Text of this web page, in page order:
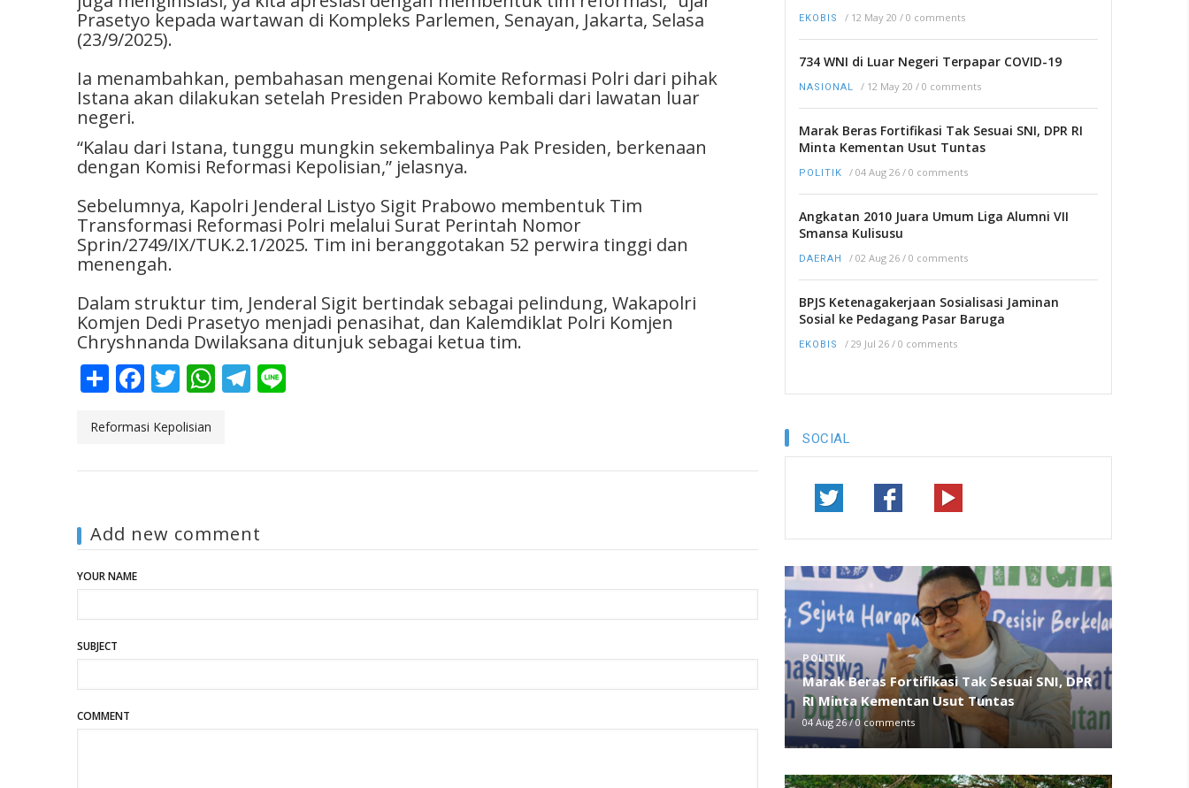
Prasetyo kepada wartawan di Kompleks Parlemen, Senayan, Jakarta, Selasa
(23/9/2025).
Ia menambahkan, pembahasan mengenai Komite Reformasi Polri dari pihak
Istana akan dilakukan setelah Presiden Prabowo kembali dari lawatan luar
negeri.
“Kalau dari Istana, tunggu mungkin sekembalinya Pak Presiden, berkenaan
dengan Komisi Reformasi Kepolisian,” jelasnya.
Sebelumnya, Kapolri Jenderal Listyo Sigit Prabowo membentuk Tim
Transformasi Reformasi Polri melalui Surat Perintah Nomor
Sprin/2749/IX/TUK.2.1/2025. Tim ini beranggotakan 52 perwira tinggi dan
menengah.
Dalam struktur tim, Jenderal Sigit bertindak sebagai pelindung, Wakapolri
Komjen Dedi Prasetyo menjadi penasihat, dan Kalemdiklat Polri Komjen
Chryshnanda Dwilaksana ditunjuk sebagai ketua tim.
ShareFacebook
Twitter
WhatsApp
Telegram
Reformasi Kepolisian
Add new comment
YOUR NAME
SUBJECT
COMMENT
EKOBIS / 12 May 20 / 0 comments
734 WNI di Luar Negeri Terpapar COVID-19
NASIONAL / 12 May 20 / 0 comments
Marak Beras Fortifikasi Tak Sesuai SNI, DPR RI
Minta Kementan Usut Tuntas
POLITIK / 04 Aug 26 / 0 comments
Angkatan 2010 Juara Umum Liga Alumni VII
Smansa Kulisusu
DAERAH / 02 Aug 26 / 0 comments
BPJS Ketenagakerjaan Sosialisasi Jaminan
Sosial ke Pedagang Pasar Baruga
EKOBIS / 29 Jul 26 / 0 comments
SOCIAL
POLITIK
Marak Beras Fortifikasi Tak Sesuai SNI, DPR
RI Minta Kementan Usut Tuntas
04 Aug 26/0 comments